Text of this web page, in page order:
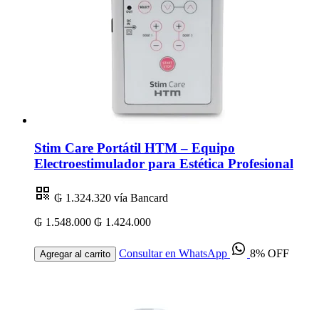
Stim Care Portátil HTM – Equipo
Electroestimulador para Estética Profesional
₲ 1.324.320 vía Bancard
₲ 1.548.000 ₲ 1.424.000
Agregar al carrito Consultar en WhatsApp 8% OFF